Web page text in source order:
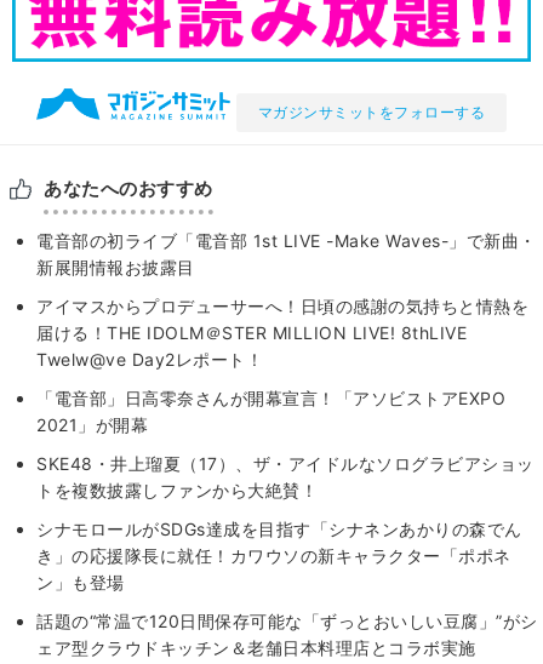
マガジンサミットをフォローする
あなたへのおすすめ
電音部の初ライブ「電音部 1st LIVE -Make Waves-」で新曲・
新展開情報お披露目
アイマスからプロデューサーへ！日頃の感謝の気持ちと情熱を
届ける！THE IDOLM＠STER MILLION LIVE! 8thLIVE
Twelw@ve Day2レポート！
「電音部」日高零奈さんが開幕宣言！「アソビストアEXPO
2021」が開幕
SKE48・井上瑠夏（17）、ザ・アイドルなソログラビアショッ
トを複数披露しファンから大絶賛！
シナモロールがSDGs達成を目指す「シナネンあかりの森でん
き」の応援隊長に就任！カワウソの新キャラクター「ポポネ
ン」も登場
話題の“常温で120日間保存可能な「ずっとおいしい豆腐」”がシ
ェア型クラウドキッチン＆老舗日本料理店とコラボ実施